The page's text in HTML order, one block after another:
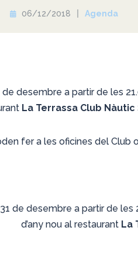
06/12/2018 Agenda
de desembre a partir de les
La Terrassa Club Nàutic
fer a les oficines del Club
de desembre a partir de
d’any nou al restaurant La